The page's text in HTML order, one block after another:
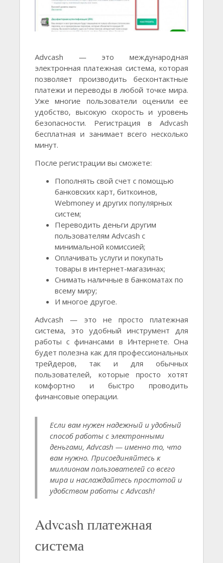
Advcash — это международная
электронная платежная система, которая
позволяет производить бесконтактные
платежи и переводы в любой точке мира.
Уже многие пользователи оценили ее
удобство, высокую скорость и уровень
безопасности. Регистрация в Advcash
бесплатная и занимает всего несколько
минут.
После регистрации вы сможете:
Пополнять свой счет с помощью
банковских карт, биткоинов,
Webmoney и других популярных
систем;
Переводить деньги другим
пользователям Advcash с
минимальной комиссией;
Оплачивать услуги и покупать
товары в интернет-магазинах;
Снимать наличные в банкоматах по
всему миру;
И многое другое.
Advcash — это не просто платежная
система, это удобный инструмент для
работы с финансами в Интернете. Она
будет полезна как для профессиональных
трейдеров, так и для обычных
пользователей, которые просто хотят
комфортно и быстро проводить
финансовые операции.
Если вам нужен надежный и удобный
способ работы с электронными
деньгами, Advcash — именно то, что
вам нужно. Присоединяйтесь к
миллионам пользователей со всего
мира и наслаждайтесь простотой и
удобством работы с Advcash!
Advcash платежная
система